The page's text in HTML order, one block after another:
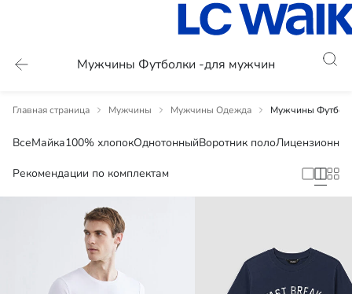
Мужчины Футболки -для мужчин
Главная страница Мужчины Мужчины Одежда Мужчины
ВсеМайка100% хлопокОднотонныйВоротник поло
Рекомендации по комплектам